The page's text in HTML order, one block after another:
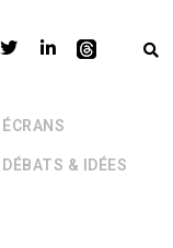
ÉCRANS
DÉBATS & IDÉES